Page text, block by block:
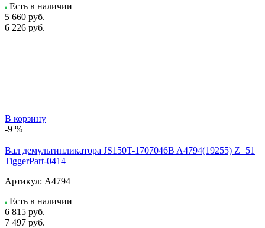
Есть в наличии
5 660 руб.
6 226 руб.
В корзину
-9 %
Вал демультипликатора JS150T-1707046B A4794(19255) Z=51
TiggerPart-0414
Артикул: A4794
Есть в наличии
6 815 руб.
7 497 руб.